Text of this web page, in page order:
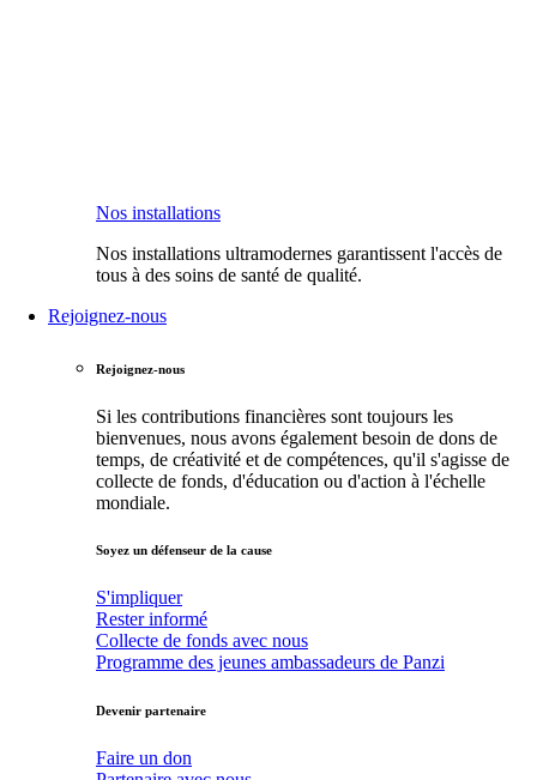
Nos installations
Nos installations ultramodernes garantissent l'accès de
tous à des soins de santé de qualité.
Rejoignez-nous
Rejoignez-nous
Si les contributions financières sont toujours les
bienvenues, nous avons également besoin de dons de
temps, de créativité et de compétences, qu'il s'agisse de
collecte de fonds, d'éducation ou d'action à l'échelle
mondiale.
Soyez un défenseur de la cause
S'impliquer
Rester informé
Collecte de fonds avec nous
Programme des jeunes ambassadeurs de Panzi
Devenir partenaire
Faire un don